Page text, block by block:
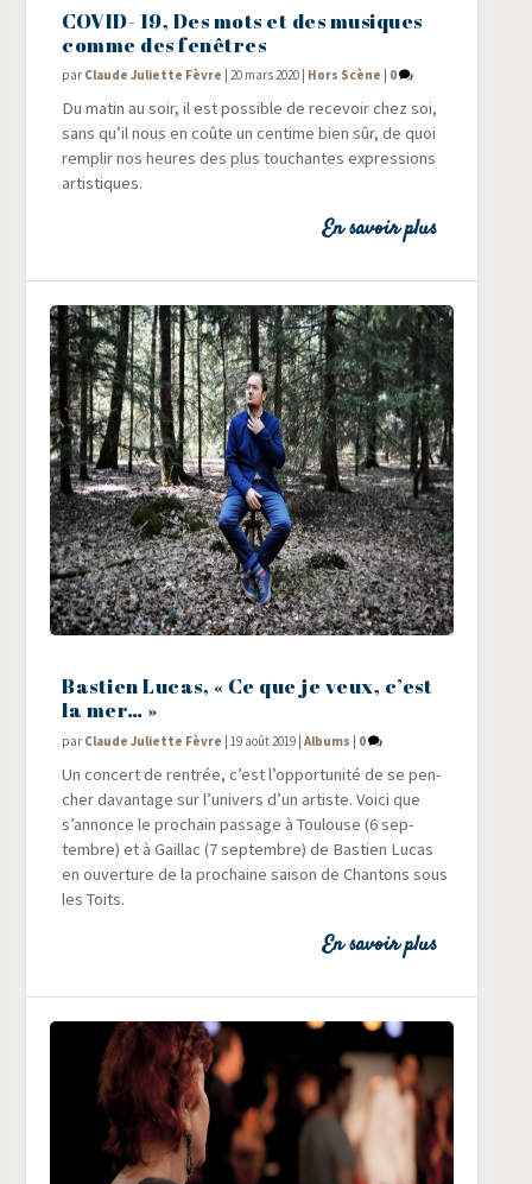
COVID- 19, Des mots et des musiques
comme des fenêtres
par Claude Juliette Fèvre |20 mars 2020 Hors Scène 0
Du matin au soir, il est pos­sible de rece­voir chez soi,
sans qu’il nous en coûte un cen­time bien sûr, de quoi
rem­plir nos heures des plus tou­chantes expres­sions
artistiques.
En savoir plus
Bastien Lucas, « Ce que je veux, c’est
la mer… »
par Claude Juliette Fèvre | 19 août 2019 |Albums | 0
Un concert de ren­trée, c’est l’opportunité de se pen­
cher davan­tage sur l’univers d’un artiste. Voi­ci que
s’annonce le pro­chain pas­sage à Tou­louse (6 sep­
tembre) et à Gaillac (7 sep­tembre) de Bas­tien Lucas
en ouver­ture de la pro­chaine sai­son de Chan­tons sous
les Toits.
En savoir plus